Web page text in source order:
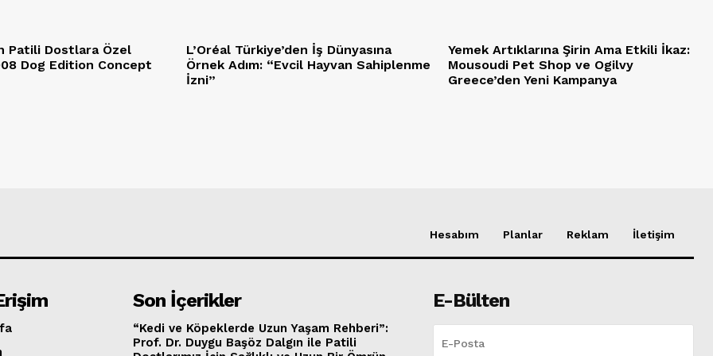
Patili Dostlara Özel
Dog Edition Concept
L’Oréal Türkiye’den İş Dünyasına
Örnek Adım: “Evcil Hayvan Sahiplenme
İzni”
Yemek Artıklarına Şirin Ama Etkili İkaz:
Mousoudi Pet Shop ve Ogilvy
Greece’den Yeni Kampanya
Hesabım Planlar Reklam İletişim
Son İçerikler
“Kedi ve Köpeklerde Uzun Yaşam Rehberi”:
Prof. Dr. Duygu Başöz Dalgın ile Patili
E-Bülten